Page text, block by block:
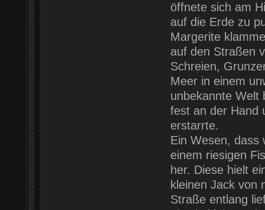
öffnete sich am
auf die Erde zu
Margerite
auf den Straßen
Schreien,
Meer in einem
unbekannte Welt
fest an der Hand
erstarrte.
Ein Wesen, dass
einem riesigen
her. Diese hielt
kleinen Jack von
Straße entlang